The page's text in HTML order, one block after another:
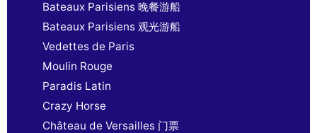
Bateaux Parisiens 晚餐游船
Bateaux Parisiens 观光游船
Vedettes de Paris
Moulin Rouge
Paradis Latin
Crazy Horse
Château de Versailles 门票